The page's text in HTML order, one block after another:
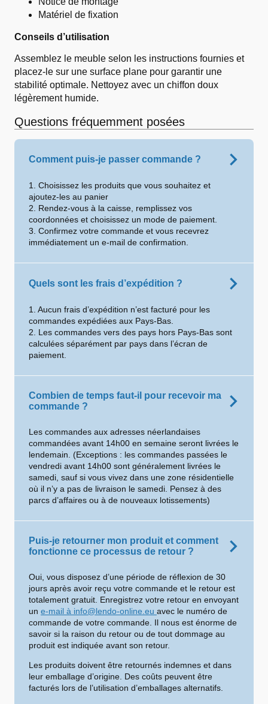
Matériel de fixation
Conseils d’utilisation
Assemblez le meuble selon les instructions fournies et
placez-le sur une surface plane pour garantir une
stabilité optimale. Nettoyez avec un chiffon doux
légèrement humide.
Questions fréquemment posées
Comment puis-je passer commande ?
1. Choisissez les produits que vous souhaitez et
ajoutez-les au panier
2. Rendez-vous à la caisse, remplissez vos
coordonnées et choisissez un mode de paiement.
3. Confirmez votre commande et vous recevrez
immédiatement un e-mail de confirmation.
Quels sont les frais d’expédition ?
1. Aucun frais d’expédition n’est facturé pour les
commandes expédiées aux Pays-Bas.
2. Les commandes vers des pays hors Pays-Bas sont
calculées séparément par pays dans l’écran de
paiement.
Combien de temps faut-il pour recevoir ma
commande ?
Les commandes aux adresses néerlandaises
commandées avant 14h00 en semaine seront livrées le
lendemain. (Exceptions : les commandes passées le
vendredi avant 14h00 sont généralement livrées le
samedi, sauf si vous vivez dans une zone résidentielle
où il n’y a pas de livraison le samedi. Pensez à des
parcs d’affaires ou à de nouveaux lotissements)
Puis-je retourner mon produit et comment
fonctionne ce processus de retour ?
Oui, vous disposez d’une période de réflexion de 30
jours après avoir reçu votre commande et le retour est
totalement gratuit. Enregistrez votre retour en envoyant
un e-mail à info@lendo-online.eu avec le numéro de
commande de votre commande. Il nous est énorme de
savoir si la raison du retour ou de tout dommage au
produit est indiquée avant son retour.
Les produits doivent être retournés indemnes et dans
leur emballage d’origine. Des coûts peuvent être
facturés lors de l’utilisation d’emballages alternatifs.